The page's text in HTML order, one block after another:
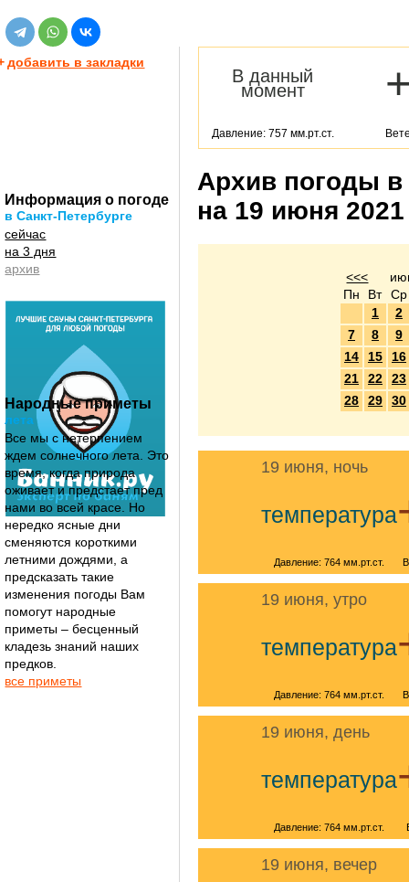
добавить в закладки
Информация о погоде
в Санкт-Петербурге
сейчас
на 3 дня
архив
Народные приметы
лета
Все мы с нетерпением
ждем солнечного лета. Это
время, когда природа
оживает и предстает пред
нами во всей красе. Но
нередко ясные дни
сменяются короткими
летними дождями, а
предсказать такие
изменения погоды Вам
помогут народные
приметы – бесценный
кладезь знаний наших
предков.
все приметы
В данный
момент
Давление: 757 мм.рт.ст.
Архив погоды в
на 19 июня 2021
<<<
Пн
Вт Ср
1
2
7
8
9
14
15
16
21
22
23
28
29 30
19 июня, ночь
температура
Давление: 764 мм.рт.ст.
19 июня, утро
температура
Давление: 764 мм.рт.ст.
19 июня, день
температура
Давление: 764 мм.рт.ст.
19 июня, вечер